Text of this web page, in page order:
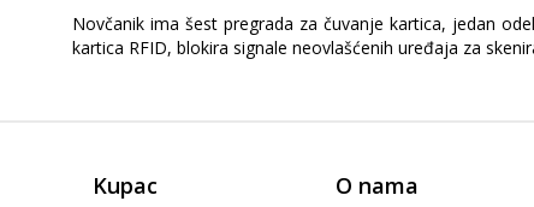
Novčanik ima šest pregrada za čuvanje kartica, jedan
kartica RFID, blokira signale neovlašćenih uređaja za
Kupac O nama